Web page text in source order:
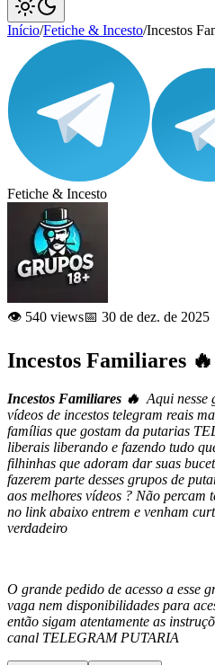
Início/Fetiche & Incesto/Incestos
Fetiche & Incesto
👁️ 540 views📅 30 de dez. de 2025
Incestos Familiares 🔥
Incestos Familiares 🔥 Aqui nesse
vídeos de incestos telegram reais
famílias que gostam da putarias
liberais liberando e fazendo tudo
filhinhas que adoram dar suas
fazerem parte desses grupos de
aos melhores vídeos ? Não percam
no link abaixo entrem e venham
verdadeiro
O grande pedido de acesso a esse
vaga nem disponibilidades para
então sigam atentamente as
canal TELEGRAM PUTARIA